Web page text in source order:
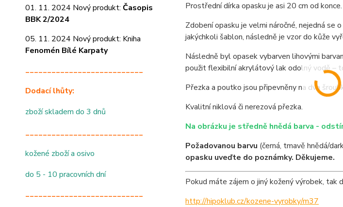
01. 11. 2024 Nový produkt: Časopis
BBK 2/2024
05. 11. 2024 Nový produkt: Kniha
Fenomén Bílé Karpaty
___________________________
Dodací lhůty:
zboží skladem do 3 dnů
___________________________
kožené zboží a osivo
do 5 - 10 pracovních dní
___________________________
Prostřední dírka opasku je asi 20 cm od konce.
Zdobení opasku je velmi náročné, nejedná se
jakýchkoli šablon, následně je vzor do kůže
Následně byl opasek vybarven lihovými
použit flexibilní akrylátový lak odolný vodě –
Přezka a poutko jsou připevněny na dva
Kvalitní niklová či nerezová přezka.
Na obrázku je středně hnědá barva -
Požadovanou barvu (černá, tmavě hnědá/
opasku uveďte do poznámky. Děkujeme.
Pokud máte zájem o jiný kožený výrobek, tak
http://hipoklub.cz/kozene-vyrobky/m37